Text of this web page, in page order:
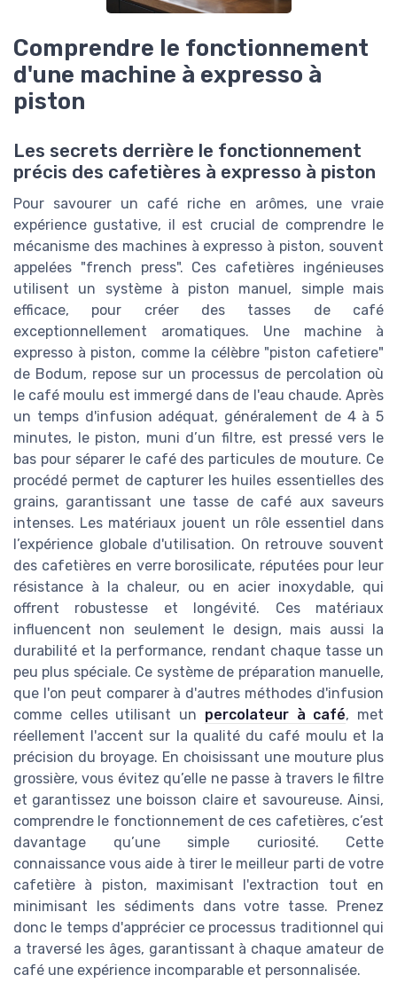
Comprendre le fonctionnement
d'une machine à expresso à
piston
Les secrets derrière le fonctionnement
précis des cafetières à expresso à piston
Pour savourer un café riche en arômes, une vraie
expérience gustative, il est crucial de comprendre le
mécanisme des machines à expresso à piston, souvent
appelées "french press". Ces cafetières ingénieuses
utilisent un système à piston manuel, simple mais
efficace, pour créer des tasses de café
exceptionnellement aromatiques. Une machine à
expresso à piston, comme la célèbre "piston cafetiere"
de Bodum, repose sur un processus de percolation où
le café moulu est immergé dans de l'eau chaude. Après
un temps d'infusion adéquat, généralement de 4 à 5
minutes, le piston, muni d’un filtre, est pressé vers le
bas pour séparer le café des particules de mouture. Ce
procédé permet de capturer les huiles essentielles des
grains, garantissant une tasse de café aux saveurs
intenses. Les matériaux jouent un rôle essentiel dans
l’expérience globale d'utilisation. On retrouve souvent
des cafetières en verre borosilicate, réputées pour leur
résistance à la chaleur, ou en acier inoxydable, qui
offrent robustesse et longévité. Ces matériaux
influencent non seulement le design, mais aussi la
durabilité et la performance, rendant chaque tasse un
peu plus spéciale. Ce système de préparation manuelle,
que l'on peut comparer à d'autres méthodes d'infusion
comme celles utilisant un percolateur à café, met
réellement l'accent sur la qualité du café moulu et la
précision du broyage. En choisissant une mouture plus
grossière, vous évitez qu’elle ne passe à travers le filtre
et garantissez une boisson claire et savoureuse. Ainsi,
comprendre le fonctionnement de ces cafetières, c’est
davantage qu’une simple curiosité. Cette
connaissance vous aide à tirer le meilleur parti de votre
cafetière à piston, maximisant l'extraction tout en
minimisant les sédiments dans votre tasse. Prenez
donc le temps d'apprécier ce processus traditionnel qui
a traversé les âges, garantissant à chaque amateur de
café une expérience incomparable et personnalisée.